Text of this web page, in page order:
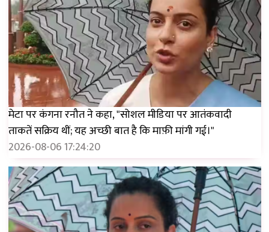
मेटा पर कंगना रनौत ने कहा, "सोशल मीडिया पर आतंकवादी
ताकतें सक्रिय थीं; यह अच्छी बात है कि माफ़ी मांगी गई।"
2026-08-06 17:24:20